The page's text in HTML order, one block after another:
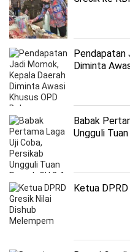
Pendapatan
Diminta
Babak
Ungguli Tuan
Ketua